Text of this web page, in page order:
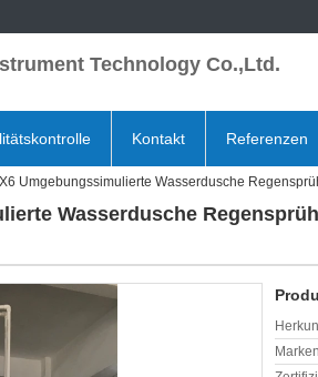
Technology Co.,Ltd.
Kontakt Referenzen
Umgebungssimulierte Wasserdusche
Wasserdusche